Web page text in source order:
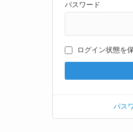
パスワード
ログイン状態を
パス